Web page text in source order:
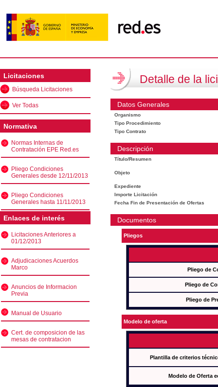
Licitaciones
Búsqueda Licitaciones
Ver Todas
Normativa
Normas Internas de
Contratación EPE Red.es
Pliego Condiciones
Generales desde 12/11/2013
Pliego Condiciones
Generales hasta 11/11/2013
Enlaces de interés
Licitaciones Anteriores a
01/12/2013
Adjudicaciones Acuerdos
Marco
Anuncios de Informacion
Previa
Manual de Usuario
Cert. de composicion de las
mesas de contratacion
Detalle de la
Datos Generales
Organismo
Tipo Procedimiento
Tipo Contrato
Descripción
Título/Resumen
Objeto
Expediente
Importe Licitación
Fecha Fin de Presentación de Ofertas
Documentos
Pliegos
Pliego de
Pliego de
Pliego de
Modelo de oferta
Plantilla de criterios
Modelo de Oferta